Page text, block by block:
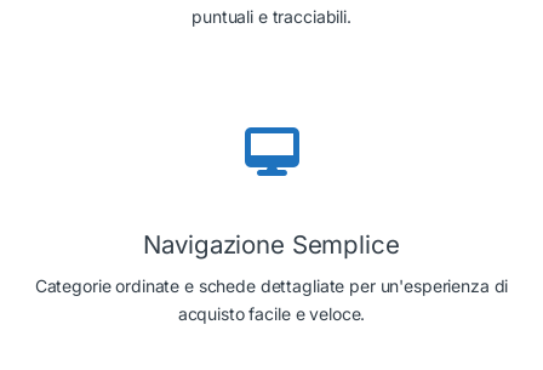
puntuali e tracciabili.
Navigazione Semplice
Categorie ordinate e schede dettagliate per un'esperienza di
acquisto facile e veloce.